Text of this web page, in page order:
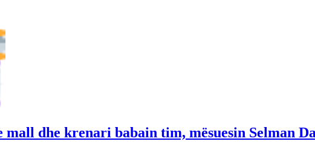
mall dhe krenari babain tim, mësuesin Selman